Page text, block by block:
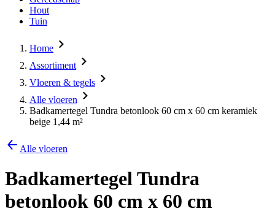
Hout
Tuin
Home
Assortiment
Vloeren & tegels
Alle vloeren
Badkamertegel Tundra betonlook 60 cm x 60 cm keramiek
beige 1,44 m²
Alle vloeren
Badkamertegel Tundra
betonlook 60 cm x 60 cm